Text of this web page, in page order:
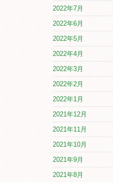
2022年7月
2022年6月
2022年5月
2022年4月
2022年3月
2022年2月
2022年1月
2021年12月
2021年11月
2021年10月
2021年9月
2021年8月